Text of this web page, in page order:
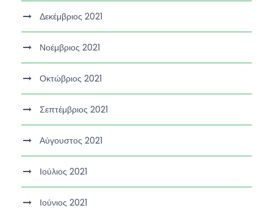
Δεκέμβριος 2021
Νοέμβριος 2021
Οκτώβριος 2021
Σεπτέμβριος 2021
Αύγουστος 2021
Ιούλιος 2021
Ιούνιος 2021